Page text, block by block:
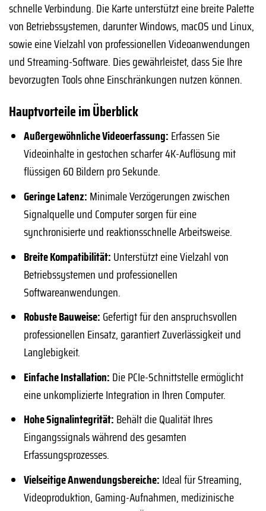
schnelle Verbindung. Die Karte unterstützt eine breite Palette
von Betriebssystemen, darunter Windows, macOS und Linux,
sowie eine Vielzahl von professionellen Videoanwendungen
und Streaming-Software. Dies gewährleistet, dass Sie Ihre
bevorzugten Tools ohne Einschränkungen nutzen können.
Hauptvorteile im Überblick
Außergewöhnliche Videoerfassung: Erfassen Sie
Videoinhalte in gestochen scharfer 4K-Auflösung mit
flüssigen 60 Bildern pro Sekunde.
Geringe Latenz: Minimale Verzögerungen zwischen
Signalquelle und Computer sorgen für eine
synchronisierte und reaktionsschnelle Arbeitsweise.
Breite Kompatibilität: Unterstützt eine Vielzahl von
Betriebssystemen und professionellen
Softwareanwendungen.
Robuste Bauweise: Gefertigt für den anspruchsvollen
professionellen Einsatz, garantiert Zuverlässigkeit und
Langlebigkeit.
Einfache Installation: Die PCIe-Schnittstelle ermöglicht
eine unkomplizierte Integration in Ihren Computer.
Hohe Signalintegrität: Behält die Qualität Ihres
Eingangssignals während des gesamten
Erfassungsprozesses.
Vielseitige Anwendungsbereiche: Ideal für Streaming,
Videoproduktion, Gaming-Aufnahmen, medizinische